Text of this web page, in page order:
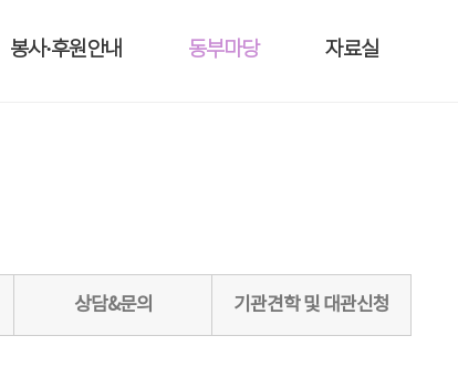
봉사·후원안내 동부마당 자료실
상담&문의 기관견학 및 대관신청